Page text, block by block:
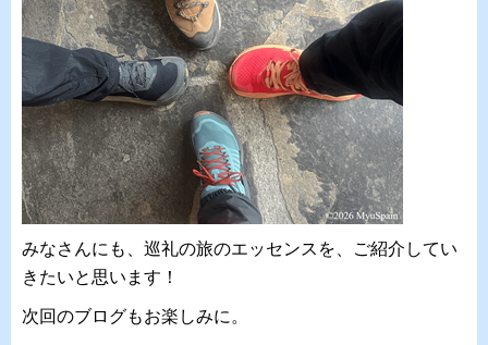
みなさんにも、巡礼の旅のエッセンスを、
ご紹介してい
きたいと思います！
次回のブログもお楽しみに。